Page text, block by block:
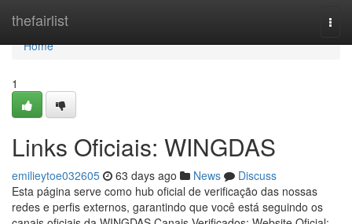
thefairlist
Home
Home
1
Links Oficiais: WINGDAS
emilieytoe032605 63 days ago News
Discuss
Esta página serve como hub oficial de verificação das nossas
redes e perfis externos, garantindo que você está seguindo os